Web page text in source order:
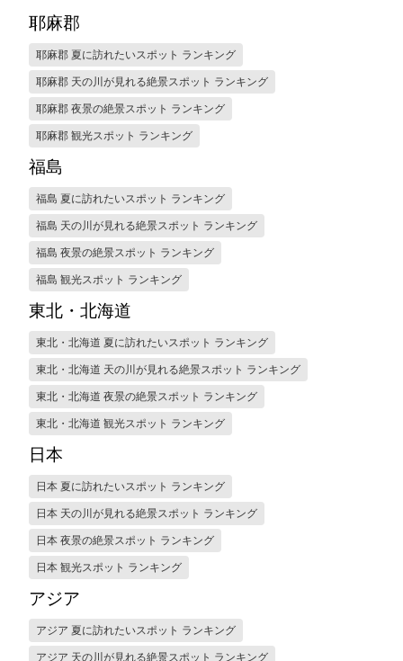
耶麻郡
耶麻郡 夏に訪れたいスポット ランキング
耶麻郡 天の川が見れる絶景スポット ランキング
耶麻郡 夜景の絶景スポット ランキング
耶麻郡 観光スポット ランキング
福島
福島 夏に訪れたいスポット ランキング
福島 天の川が見れる絶景スポット ランキング
福島 夜景の絶景スポット ランキング
福島 観光スポット ランキング
東北・北海道
東北・北海道 夏に訪れたいスポット ランキング
東北・北海道 天の川が見れる絶景スポット ランキング
東北・北海道 夜景の絶景スポット ランキング
東北・北海道 観光スポット ランキング
日本
日本 夏に訪れたいスポット ランキング
日本 天の川が見れる絶景スポット ランキング
日本 夜景の絶景スポット ランキング
日本 観光スポット ランキング
アジア
アジア 夏に訪れたいスポット ランキング
アジア 天の川が見れる絶景スポット ランキング